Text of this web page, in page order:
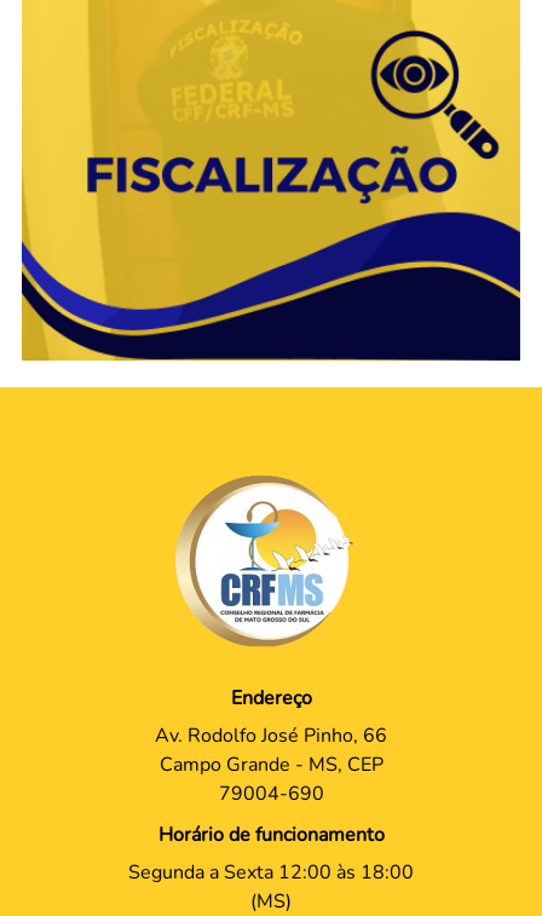
Endereço
Av. Rodolfo José Pinho, 66
Campo Grande - MS, CEP
79004-690
Horário de funcionamento
Segunda a Sexta 12:00 às 18:00
(MS)